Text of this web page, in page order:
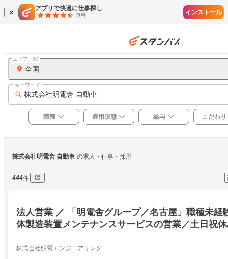
アプリで快適に仕事探し
無料 インストール
全国
エリア、駅
株式会社明電舎 自動車
キーワード
職種 雇用形態 給与 こだわり
株式会社明電舎 自動車 の求人・仕事・採用
444件
法人営業 ／ 「明電舎グループ／名古屋」職種未経
体製造装置メンテナンスサービスの営業／土日祝
株式会社明電エンジニアリング